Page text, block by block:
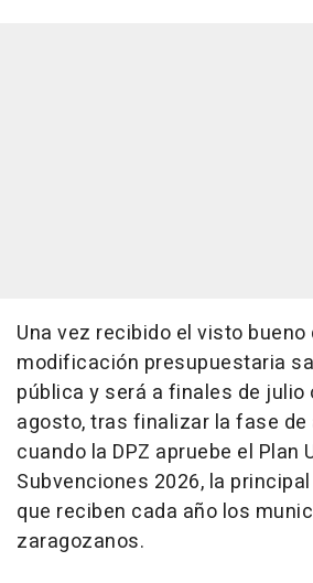
Una vez recibido el visto bueno
modificación presupuestaria
pública y será a finales de julio
agosto, tras finalizar la fase de
cuando la DPZ apruebe el Plan
Subvenciones 2026, la
que reciben cada año los
zaragozanos.